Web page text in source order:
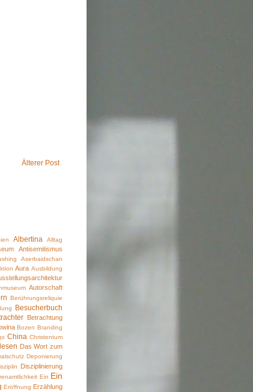
Älterer Post
Albertina
Alltag
Antisemitismus
Aserbaidschan
Aura Ausbildung
Autorschaft
Berührungsreliquie
Besucherbuch
Betrachtung
Bozen Branding
China Christentum
Das Wort zum
Deponierung
Disziplinierung
Ein Ein
Eröffnung Erzählung